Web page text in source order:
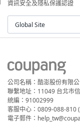
資訊安全及隱私保護認證
Global Site
公司名稱：酷澎股份有限
聯繫地址：11049 台北市
統編：91002999
客服中心：0809-088-810
電子郵件：